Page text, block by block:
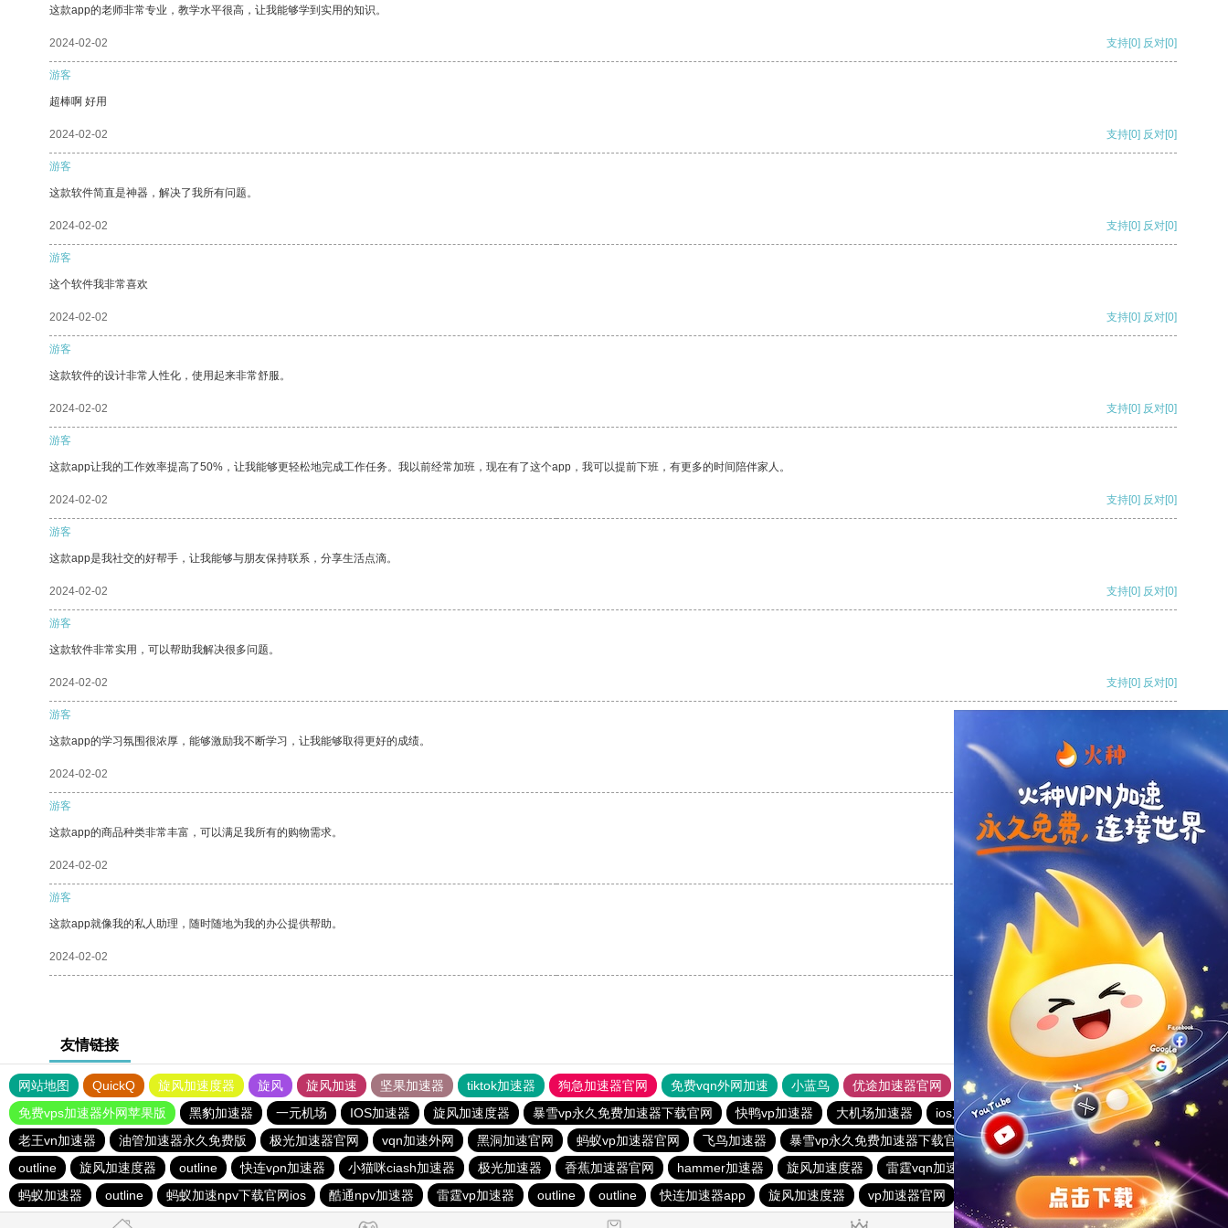
这款app的老师非常专业，教学水平很高，让我能够学到实用的知识。
2024-02-02 支持[0] 反对[0]
游客
超棒啊 好用
2024-02-02 支持[0] 反对[0]
游客
这款软件简直是神器，解决了我所有问题。
2024-02-02 支持[0] 反对[0]
游客
这个软件我非常喜欢
2024-02-02 支持[0] 反对[0]
游客
这款软件的设计非常人性化，使用起来非常舒服。
2024-02-02 支持[0] 反对[0]
游客
这款app让我的工作效率提高了50%，让我能够更轻松地完成工作任务。我以前经常加班，现在有了这个app，我可以提前下班，有更多的时间陪伴家人。
2024-02-02 支持[0] 反对[0]
游客
这款app是我社交的好帮手，让我能够与朋友保持联系，分享生活点滴。
2024-02-02 支持[0] 反对[0]
游客
这款软件非常实用，可以帮助我解决很多问题。
2024-02-02 支持[0] 反对[0]
游客
这款app的学习氛围很浓厚，能够激励我不断学习，让我能够取得更好的成绩。
2024-02-02
游客
这款app的商品种类非常丰富，可以满足我所有的购物需求。
2024-02-02 反对
游客
这款app就像我的私人助理，随时随地为我的办公提供帮助。
2024-02-02 反对[0]
友情链接
网站地图 QuickQ 旋风加速度器 旋风 旋风加速 坚果加速器 tiktok加速器 狗急加速器官网 免费vqn外网加速 小蓝鸟 优途加速器官网 风驰加速器 旋风加速器
八戒看书
免费vps加速器外网苹果版
黑豹加速器 一元机场 IOS加速器 旋风加速度器 暴雪vp永久免费加速器下载官网 快鸭vp加速器 大机场加速器 ios加速器 telegeram苹果加速器
outline
老王vn加速器
油管加速器永久免费版 极光加速器官网 vqn加速外网 黑洞加速官网 蚂蚁vp加速器官网 飞鸟加速器 暴雪vp永久免费加速器下载官网 老王vqn加速
红海pro加速器
outline
旋风加速度器 outline 快连vρn加速器 小猫咪ciash加速器 极光加速器 香蕉加速器官网 hammer加速器 旋风加速度器 雷霆vqn加速官网 快联加速器
加速器哪个好用
蚂蚁加速器
outline 蚂蚁加速npv下载官网ios 酷通npv加速器 雷霆vp加速器 outline outline 快连加速器app 旋风加速度器 vp加速器官网